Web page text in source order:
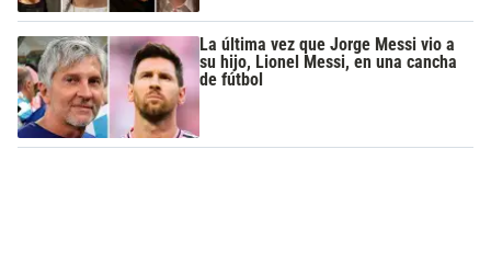
La última vez que Jorge Messi vio a
su hijo, Lionel Messi, en una cancha
de fútbol